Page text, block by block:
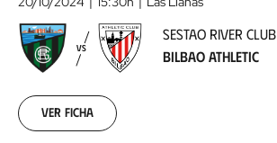
Club
-
Bilbao
10-
20
VS
SESTAO RIVER CLUB
BILBAO ATHLETIC
Ver ficha